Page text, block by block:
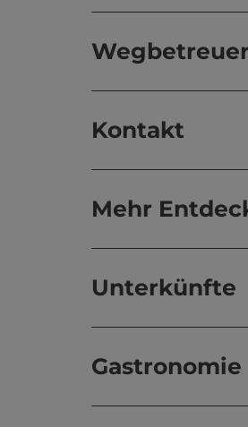
Wegbetreuer
Kontakt
Mehr
Unterkünfte
Gastronomie